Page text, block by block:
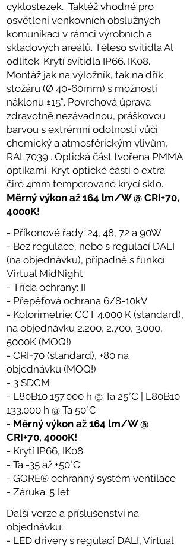
cyklostezek. Taktéž vhodné pro
osvětlení venkovních obslužných
komunikací v rámci výrobních a
skladových areálů. Těleso svítidla Al
odlitek. Krytí svítidla IP66. IK08.
Montáž jak na výložník, tak na dřík
stožáru (Ø 40-60mm) s možností
náklonu ±15°. Povrchová úprava
zdravotně nezávadnou, práškovou
barvou s extrémní odolností vůči
chemický a atmosférickým vlivům,
RAL7039 . Optická část tvořena PMMA
optikami. Kryt optické části o extra
čiré 4mm temperované krycí sklo.
Měrný výkon až 164 lm/W @ CRI+70,
4000K!
- Příkonové řady: 24, 48, 72 a 90W
- Bez regulace, nebo s regulací DALI
(na objednávku), případně s funkcí
Virtual MidNight
- Třída ochrany: II
- Přepěťová ochrana 6/8-10kV
- Kolorimetrie: CCT 4.000 K (standard),
na objednávku 2.200, 2.700, 3.000,
5000K (MOQ!)
- CRI+70 (standard), +80 na
objednávku (MOQ!)
- 3 SDCM
- L80B10 157.000 h @ Ta 25°C | L80B10
133.000 h @ Ta 50°C
- Měrný výkon až 164 lm/W @
CRI+70, 4000K!
- Krytí IP66, IK08
- Ta -35 až +50°C
- GORE® ochranný systém ventilace
- Záruka: 5 let
Další verze a příslušenství na
objednávku:
- LED drivery s regulací DALI, Virtual